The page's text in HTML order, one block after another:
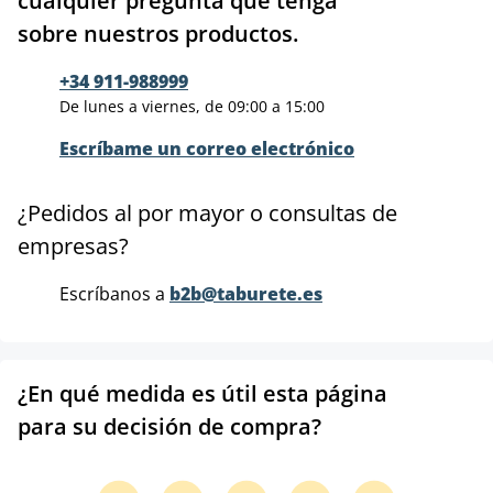
sobre nuestros productos.
+34 911-988999
De lunes a viernes, de 09:00 a 15:00
Escríbame un correo electrónico
¿Pedidos al por mayor o consultas de
empresas?
Escríbanos a b2b@taburete.es
¿En qué medida es útil esta página
para su decisión de compra?